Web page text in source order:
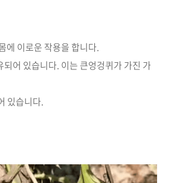
에 이로운 작용을 합니다.
어 있습니다. 이는 큰엉겅퀴가 가진 가
있습니다.